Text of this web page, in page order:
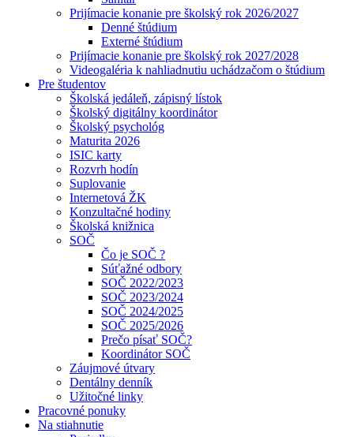
Prijímacie konanie pre školský rok 2026/2027
Denné štúdium
Externé štúdium
Prijímacie konanie pre školský rok 2027/2028
Videogaléria k nahliadnutiu uchádzačom o štúdium
Pre študentov
Školská jedáleň, zápisný lístok
Školský digitálny koordinátor
Školský psychológ
Maturita 2026
ISIC karty
Rozvrh hodín
Suplovanie
Internetová ŽK
Konzultačné hodiny
Školská knižnica
SOČ
Čo je SOČ ?
Súťažné odbory
SOČ 2022/2023
SOČ 2023/2024
SOČ 2024/2025
SOČ 2025/2026
Prečo písať SOČ?
Koordinátor SOČ
Záujmové útvary
Dentálny denník
Užitočné linky
Pracovné ponuky
Na stiahnutie